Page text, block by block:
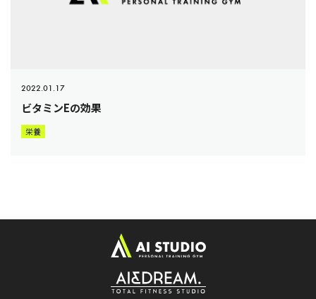
2022.01.17
ビタミンEの効果
栄養
ト
プ
ペ
ー